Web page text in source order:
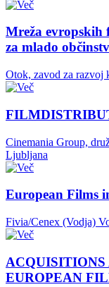
Mreža evropskih
za mlado
Otok, zavod za razvoj
Cinemania Group,
Ljubljana
European Films
Fivia/Cenex (Vodja)
EUROPEAN